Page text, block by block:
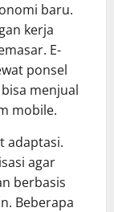
baru.
kerja
E-
ponsel
menjual
mobile.
adaptasi.
agar
berbasis
Beberapa